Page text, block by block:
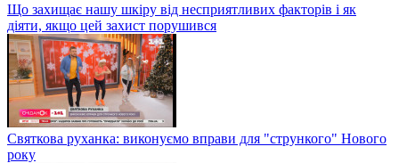
Що захищає нашу шкіру від несприятливих факторів і як
діяти, якщо цей захист порушився
Святкова руханка: виконуємо вправи для "стрункого" Нового
року